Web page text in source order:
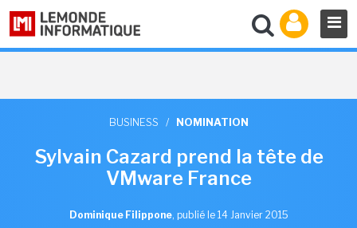
BUSINESS / NOMINATION
Sylvain Cazard prend la tête de
VMware France
Dominique Filippone, publié le 14 Janvier 2015